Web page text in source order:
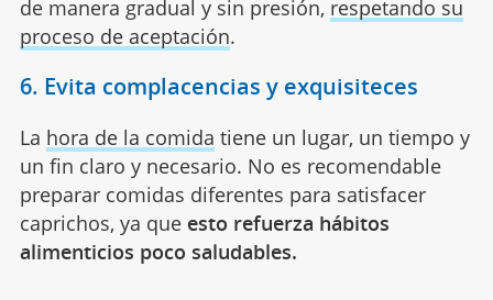
de manera gradual y sin presión, respetando su
proceso de aceptación.
6. Evita complacencias y exquisiteces
La hora de la comida tiene un lugar, un tiempo y
un fin claro y necesario. No es recomendable
preparar comidas diferentes para satisfacer
caprichos, ya que esto refuerza hábitos
alimenticios poco saludables.